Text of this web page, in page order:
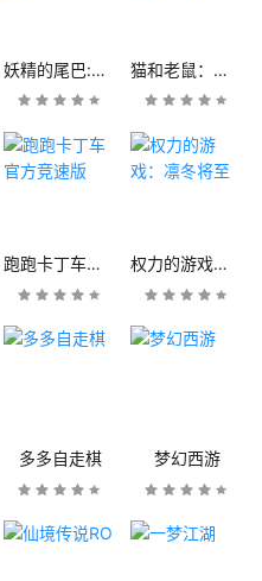
妖精的尾巴:魔导少年 猫和老鼠：欢乐互动
跑跑卡丁车官方竞速版 权力的游戏：凛冬将至
多多自走棋 梦幻西游